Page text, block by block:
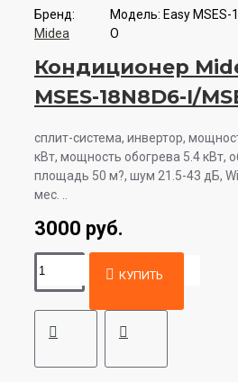
Бренд:
Midea
Модель: Easy MSES-
O
Кондиционер
MSES-18N8D6-I/
сплит-система, инвертор,
кВт, мощность обогрева 5.4 кВт,
площадь 50 м?, шум 21.5-43 дБ,
мес. ..
3000 руб.
КУПИТЬ